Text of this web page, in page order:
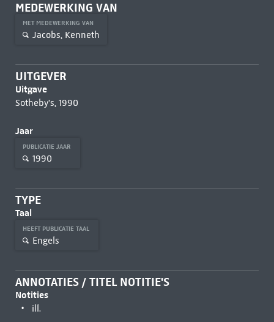
MEDEWERKING VAN
MET MEDEWERKING VAN
Jacobs, Kenneth
UITGEVER
Uitgave
Sotheby's, 1990
Jaar
PUBLICATIE JAAR
1990
TYPE
Taal
HEEFT PUBLICATIE TAAL
Engels
ANNOTATIES / TITEL NOTITIE'S
Notities
ill.